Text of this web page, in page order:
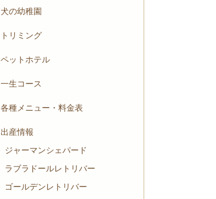
犬の幼稚園
トリミング
ペットホテル
一生コース
各種メニュー・料金表
出産情報
ジャーマンシェパード
ラブラドールレトリバー
ゴールデンレトリバー